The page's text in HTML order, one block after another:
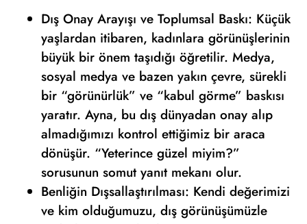
Dış Onay Arayışı ve Toplumsal Baskı: Küçük
yaşlardan itibaren, kadınlara görünüşlerinin
büyük bir önem taşıdığı öğretilir. Medya,
sosyal medya ve bazen yakın çevre, sürekli
bir “görünürlük” ve “kabul görme” baskısı
yaratır. Ayna, bu dış dünyadan onay alıp
almadığımızı kontrol ettiğimiz bir araca
dönüşür. “Yeterince güzel miyim?”
sorusunun somut yanıt mekanı olur.
Benliğin Dışsallaştırılması: Kendi değerimizi
ve kim olduğumuzu, dış görünüşümüzle